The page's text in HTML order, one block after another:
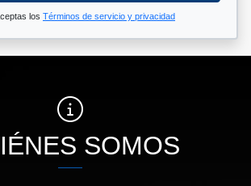
los Términos de servicio y privacidad
SOMOS